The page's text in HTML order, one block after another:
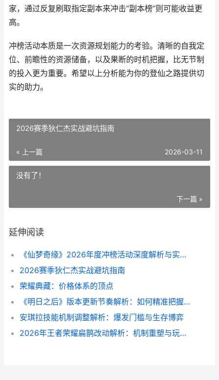
家，通过反复刷取指定副本来冲击“副本榜”则可能收益更
高。
冲榜活动本质是一次资源规划能力的考验。清晰的自我定
位、前瞻性的资源储备，以及果断的时机把握，比无节制
的投入更为重要。希望以上分析能为你的登仙之路提供切
实的助力。
2026赛季狄仁杰实战避坑指南
« 上一篇 2026-03-11
没有了！
下一篇 »
延伸阅读
《仙梦奇缘》2026年度冲榜活动深度解析与实战策略
2026赛季狄仁杰实战避坑指南
荣耀典藏：价格体系的顶点
《明日之后》版本更新节奏解析：如何精准把握最新动态
安琪拉技能机制调整解析：爆发门槛与生存博弈
2026年王者荣耀扁鹊改动解析：机制重塑与玩法转向